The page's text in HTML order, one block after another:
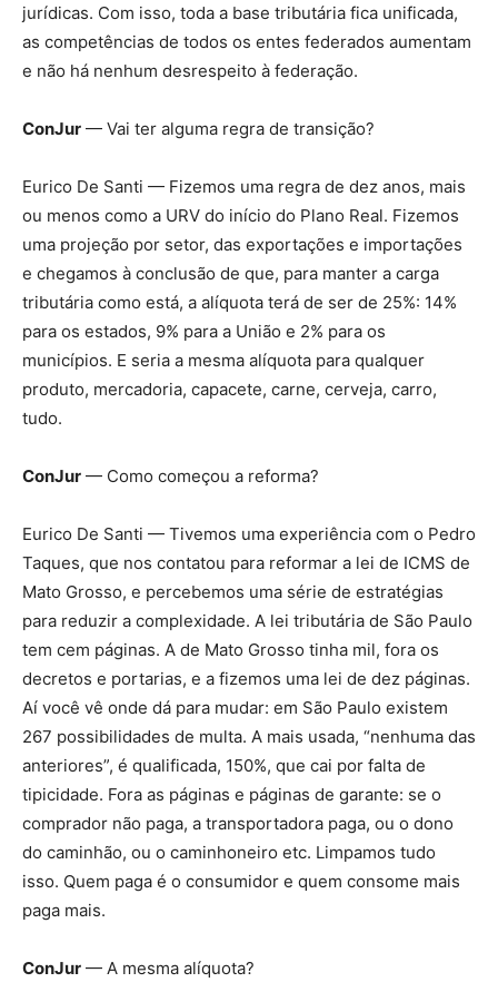
jurídicas. Com isso, toda a base tributária fica unificada,
as competências de todos os entes federados aumentam
e não há nenhum desrespeito à federação.
ConJur — Vai ter alguma regra de transição?
Eurico De Santi — Fizemos uma regra de dez anos, mais
ou menos como a URV do início do Plano Real. Fizemos
uma projeção por setor, das exportações e importações
e chegamos à conclusão de que, para manter a carga
tributária como está, a alíquota terá de ser de 25%: 14%
para os estados, 9% para a União e 2% para os
municípios. E seria a mesma alíquota para qualquer
produto, mercadoria, capacete, carne, cerveja, carro,
tudo.
ConJur — Como começou a reforma?
Eurico De Santi — Tivemos uma experiência com o Pedro
Taques, que nos contatou para reformar a lei de ICMS de
Mato Grosso, e percebemos uma série de estratégias
para reduzir a complexidade. A lei tributária de São Paulo
tem cem páginas. A de Mato Grosso tinha mil, fora os
decretos e portarias, e a fizemos uma lei de dez páginas.
Aí você vê onde dá para mudar: em São Paulo existem
267 possibilidades de multa. A mais usada, “nenhuma das
anteriores”, é qualificada, 150%, que cai por falta de
tipicidade. Fora as páginas e páginas de garante: se o
comprador não paga, a transportadora paga, ou o dono
do caminhão, ou o caminhoneiro etc. Limpamos tudo
isso. Quem paga é o consumidor e quem consome mais
paga mais.
ConJur — A mesma alíquota?